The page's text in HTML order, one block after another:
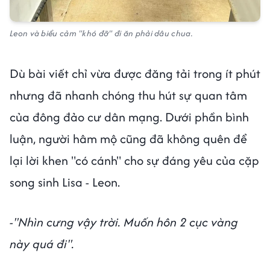
Leon và biểu cảm "khó đỡ" đi ăn phải dâu chua.
Dù bài viết chỉ vừa được đăng tải trong ít phút
nhưng đã nhanh chóng thu hút sự quan tâm
của đông đảo cư dân mạng. Dưới phần bình
luận, người hâm mộ cũng đã không quên để
lại lời khen "có cánh" cho sự đáng yêu của cặp
song sinh Lisa - Leon.
-"Nhìn cưng vậy trời. Muốn hôn 2 cục vàng
này quá đi".